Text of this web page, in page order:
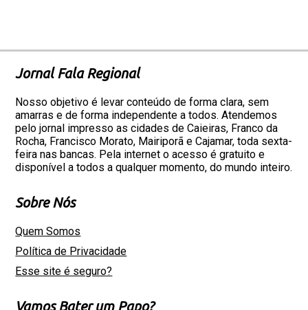
Jornal Fala Regional
Nosso objetivo é levar conteúdo de forma clara, sem
amarras e de forma independente a todos. Atendemos
pelo jornal impresso as cidades de Caieiras, Franco da
Rocha, Francisco Morato, Mairiporã e Cajamar, toda sexta-
feira nas bancas. Pela internet o acesso é gratuito e
disponível a todos a qualquer momento, do mundo inteiro.
Sobre Nós
Quem Somos
Política de Privacidade
Esse site é seguro?
Vamos Bater um Papo?